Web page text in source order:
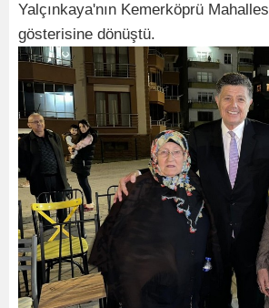
Yalçınkaya'nın Kemerköprü
gösterisine dönüştü.